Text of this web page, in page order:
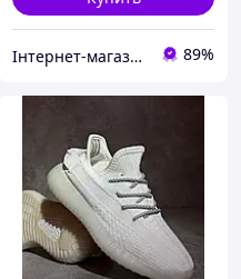
Інтернет-магазин Look 100 Clothes 89%